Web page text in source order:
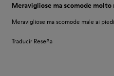
Meravigliose ma scomode molto
Meravigliose ma scomode male ai piedi
Traducir Reseña